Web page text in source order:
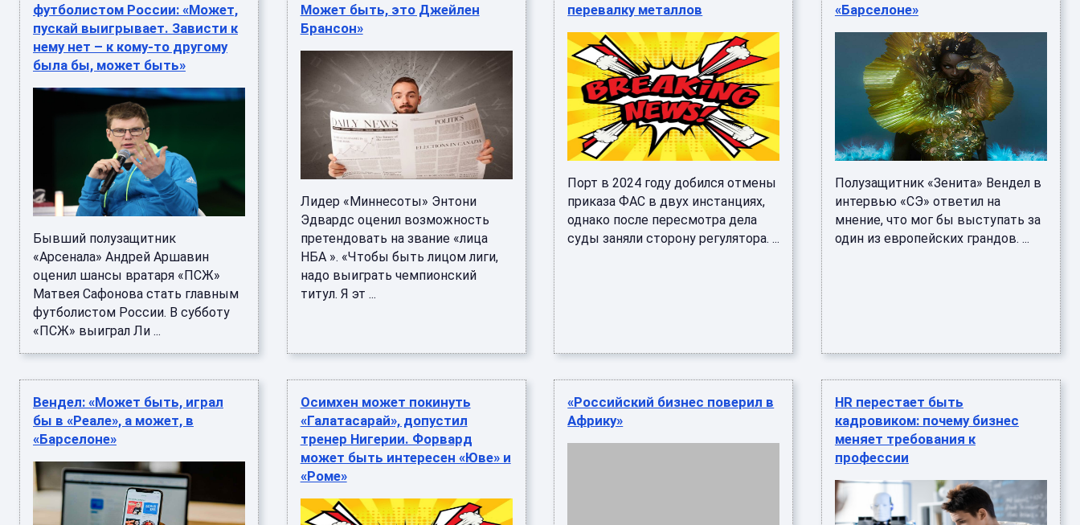
футболистом России: «Может,
пускай выигрывает. Зависти к
нему нет – к кому-то другому
была бы, может быть»
Бывший полузащитник
«Арсенала» Андрей Аршавин
оценил шансы вратаря «ПСЖ»
Матвея Сафонова стать главным
футболистом России. В субботу
«ПСЖ» выиграл Ли ...
Может быть, это Джейлен
Брансон»
Лидер «Миннесоты» Энтони
Эдвардс оценил возможность
претендовать на звание «лица
НБА ». «Чтобы быть лицом лиги,
надо выиграть чемпионский
титул. Я эт ...
перевалку металлов
Порт в 2024 году добился отмены
приказа ФАС в двух инстанциях,
однако после пересмотра дела
суды заняли сторону регулятора. ...
«Барселоне»
Полузащитник «Зенита» Вендел в
интервью «СЭ» ответил на
мнение, что мог бы выступать за
один из европейских грандов. ...
Вендел: «Может быть, играл
бы в «Реале», а может, в
«Барселоне»
Осимхен может покинуть
«Галатасарай», допустил
тренер Нигерии. Форвард
может быть интересен «Юве» и
«Роме»
«Российский бизнес поверил в
Африку»
HR перестает быть
кадровиком: почему бизнес
меняет требования к
профессии